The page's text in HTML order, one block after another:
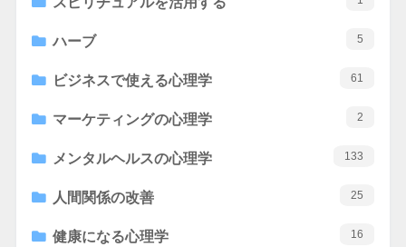
ハーブ 5
ビジネスで使える心理学 61
マーケティングの心理学 2
メンタルヘルスの心理学 133
人間関係の改善 25
健康になる心理学 16